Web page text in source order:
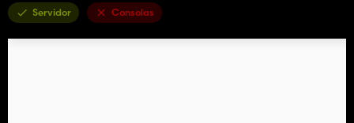
Esta es una versión beta.
Servidor Consolas